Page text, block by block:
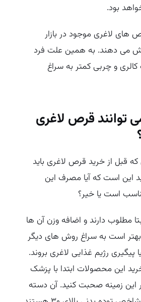
بود.
های لاغری موجود در بازار
می‌ دهند. به همین علت فرد
کالری و چربی کمتر به سراغ
توانند قرص لاغری
قبل از خرید قرص لاغری باید
این است که آیا مصرف این
است یا خیر؟
مطلوب دارند و اضافه وزن آن ها
بهتر است به سراغ روش‌ های دیگر
پیگیری رژیم غذایی لاغری بروند.
این محصولات ابتدا با پزشک
زمینه صحبت کنید. آن دسته